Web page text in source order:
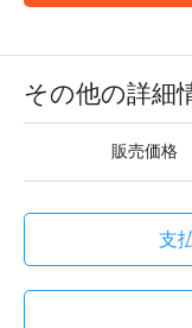
その他の詳細
販売価格
支